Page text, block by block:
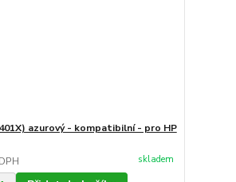
azurový - kompatibilní - pro HP
skladem